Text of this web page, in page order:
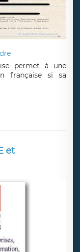
permet à une
française si sa
et